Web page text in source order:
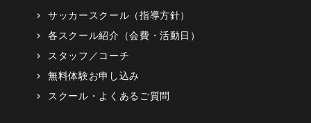
サッカースクール（指導方針）
各スクール紹介（会費・活動日）
スタッフ／コーチ
無料体験お申し込み
スクール・よくあるご質問